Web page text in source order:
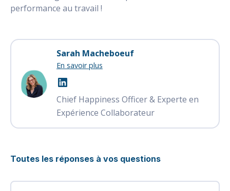
performance au travail !
Sarah Macheboeuf
Chief Happiness Officer & Experte en
Expérience Collaborateur
En savoir plus
Toutes les réponses à vos questions